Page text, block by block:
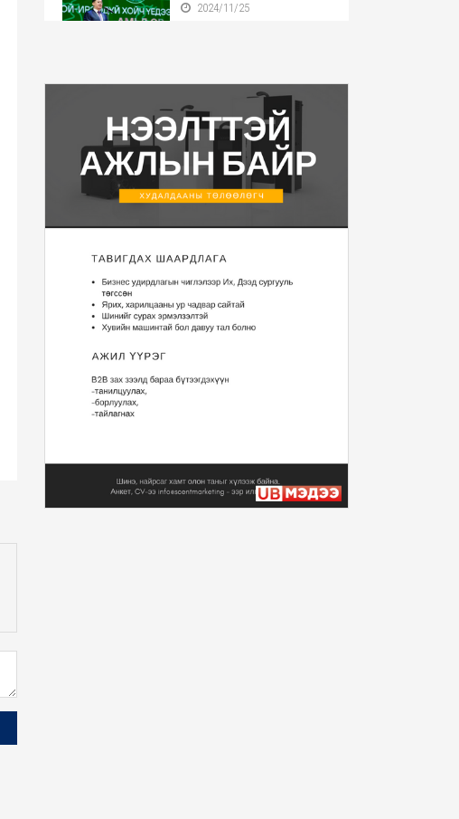
2024/11/25
тунхагласны баярыг ...
2024/11/25
Монгол Улсын Ерөнхийлөгч
У.Хүрэлсүх БНӨС...
2024/11/22
Монгол Улсын Ерөнхийлөгч
2025 оны Төсвий...
2024/11/20
2024/11/13